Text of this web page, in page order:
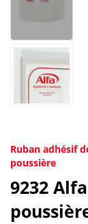
Ruban adhésif
poussière
9232